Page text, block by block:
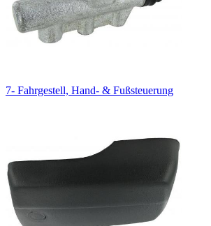
7- Fahrgestell, Hand- & Fußsteuerung